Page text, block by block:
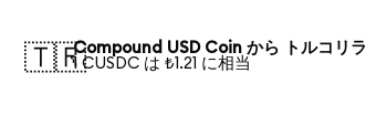
🇹🇷Compound USD Coin から トルコリラ
1 CUSDC は ₺1.21 に相当